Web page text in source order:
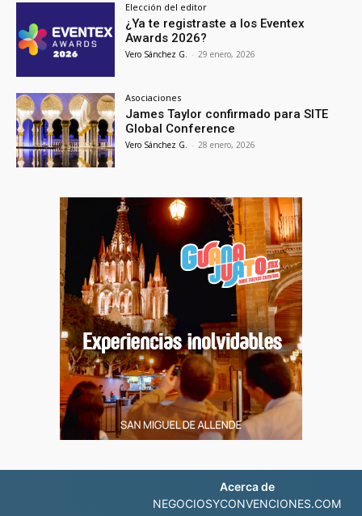
Elección del editor
¿Ya te registraste a los Eventex
Awards 2026?
Vero Sánchez G. - 29 enero, 2026
Asociaciones
James Taylor confirmado para SITE
Global Conference
Vero Sánchez G. - 28 enero, 2026
Acerca de
NEGOCIOSYCONVENCIONES.COM